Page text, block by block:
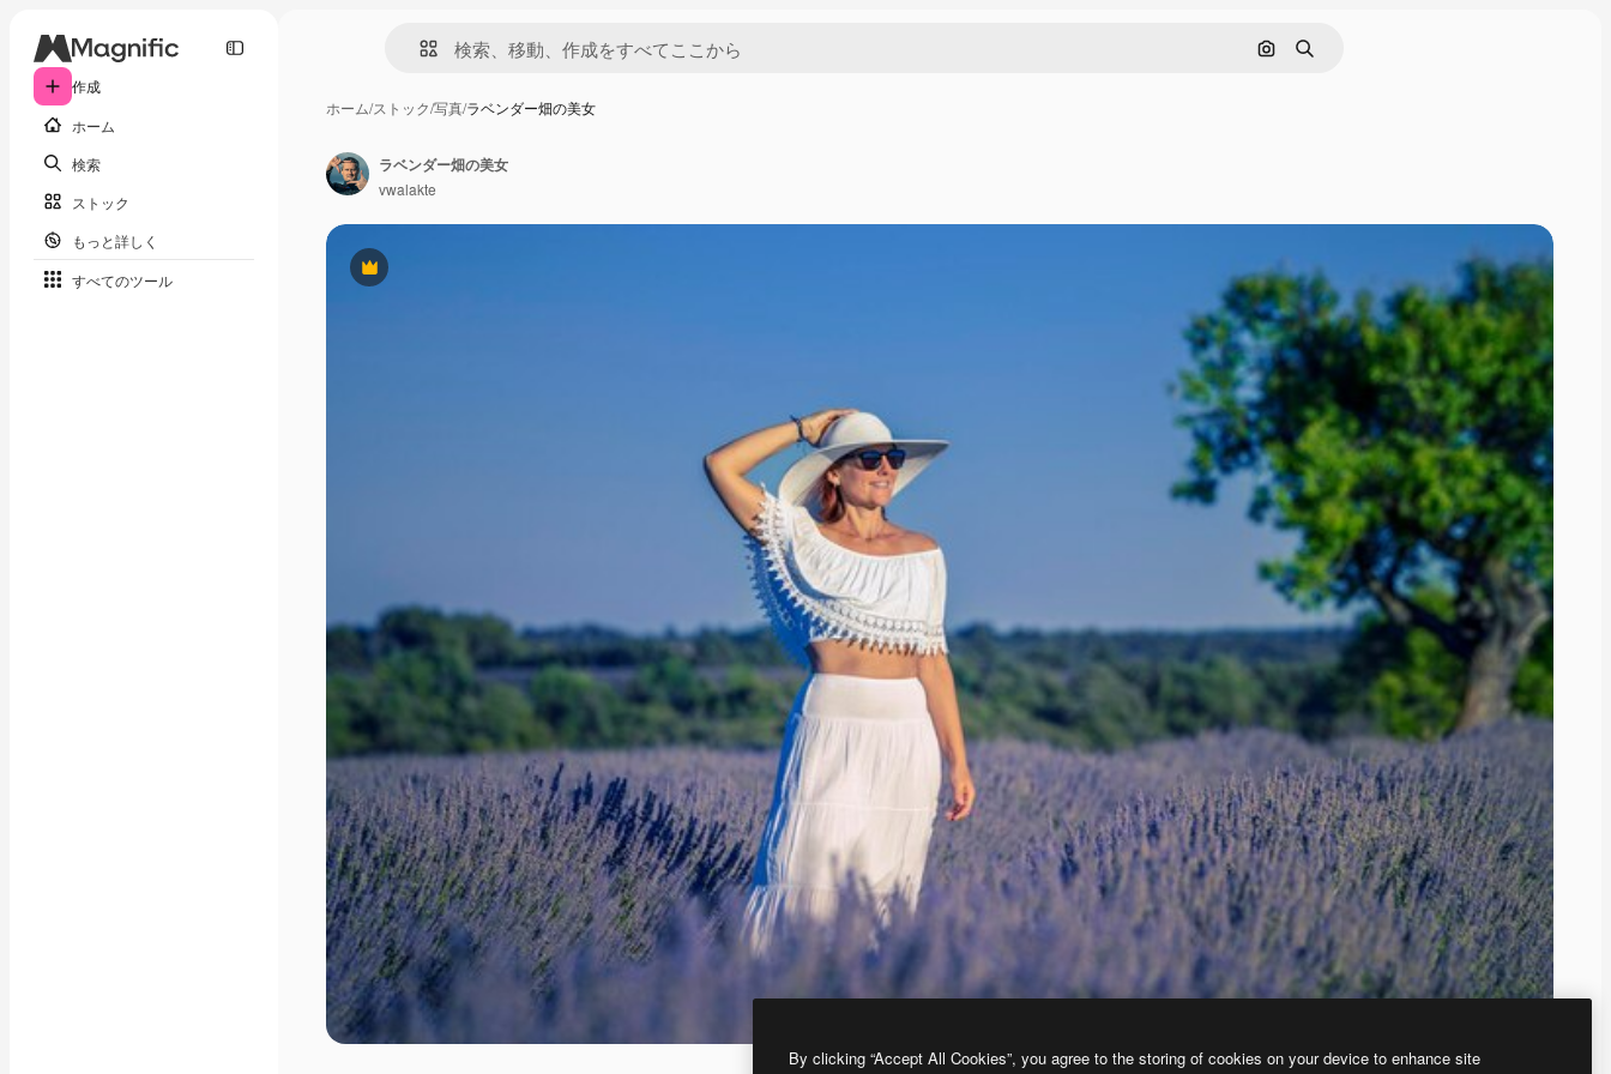
作成
ホーム
検索
ストック
もっと詳しく
すべてのツール
画像で検索
検索
ホーム/ストック/写真/ラベンダー畑の美女
Premium
ラベンダー畑の美女
vwalakte
By clicking “Accept All Cookies”, you agree to the storing of cookies on your device to enhance site